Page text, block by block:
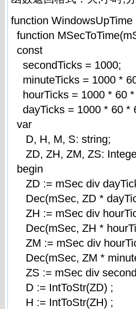
function WindowsUpTime
function
const
secondTicks = 1000;
minuteTicks = 1000 *
hourTicks = 1000 * 60 *
dayTicks = 1000 * 60 *
var
D, H, M, S: string;
ZD, ZH, ZM, ZS:
begin
ZD := mSec div
Dec(mSec, ZD *
ZH := mSec div
Dec(mSec, ZH *
ZM := mSec div
Dec(mSec, ZM *
ZS := mSec div
D := IntToStr(ZD) ;
H := IntToStr(ZH) ;